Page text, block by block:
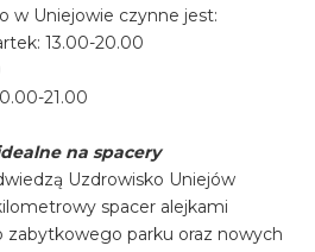
w Uniejowie czynne jest:
13.00-20.00
21.00
na spacery
Uzdrowisko Uniejów
spacer alejkami
zabytkowego parku oraz nowych